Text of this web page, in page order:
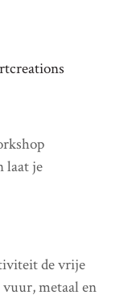
laat je
de vrije
metaal en